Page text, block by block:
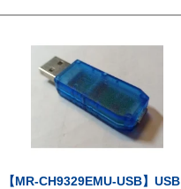
【MR-CH9329EMU-USB】USB